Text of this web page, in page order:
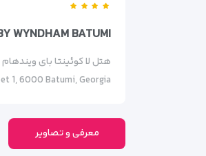
WYNDHAM BATUMI
هتل لا کوئینتا بای
1, 6000 Batumi, Georgia
معرفی و تصاویر